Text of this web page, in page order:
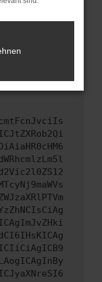
versucht
Du kannst
bei der